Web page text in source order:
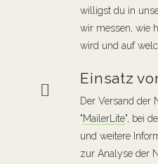
willigst du in
wir messen, wie
wird und auf
Einsatz
Der Versand der
"MailerLite", bei
und weitere
zur Analyse der